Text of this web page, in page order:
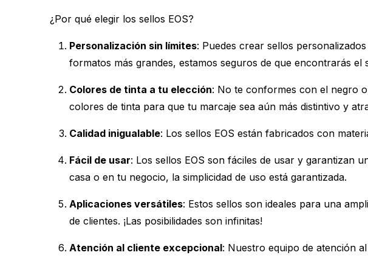
¿Por qué elegir los sellos EOS?
Personalización sin límites: Puedes crear sellos
formatos más grandes, estamos seguros de que encontrarás el
Colores de tinta a tu elección: No te conformes con el negro
colores de tinta para que tu marcaje sea aún más distintivo y
Calidad inigualable: Los sellos EOS están fabricados con
Fácil de usar: Los sellos EOS son fáciles de usar y garantizan
casa o en tu negocio, la simplicidad de uso está garantizada.
Aplicaciones versátiles: Estos sellos son ideales para una
de clientes. ¡Las posibilidades son infinitas!
Atención al cliente excepcional: Nuestro equipo de atención